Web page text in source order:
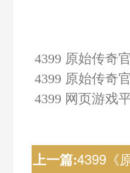
4399 原始传奇
4399 原始传奇
4399 网页游戏
上一篇:4399《